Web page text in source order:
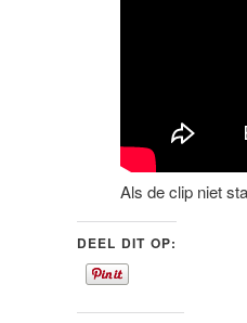
Als de clip niet
DEEL DIT OP: